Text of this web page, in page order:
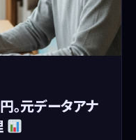
。元データアナ